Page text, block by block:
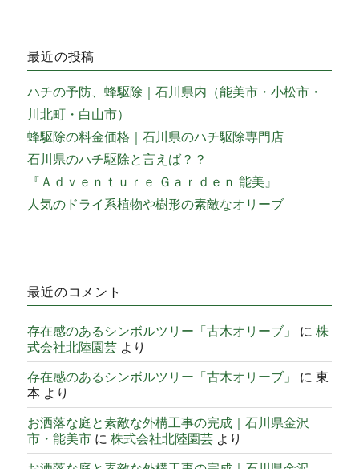
稿
最近の投稿
ハチの予防、蜂駆除｜石川県内（能美市・小松市・
川北町・白山市）
蜂駆除の料金価格｜石川県のハチ駆除専門店
石川県のハチ駆除と言えば？？
『Ａｄｖｅｎｔｕｒｅ Ｇａｒｄｅｎ 能美』
人気のドライ系植物や樹形の素敵なオリーブ
最近のコメント
存在感のあるシンボルツリー「古木オリーブ」 に株
式会社北陸園芸 より
存在感のあるシンボルツリー「古木オリーブ」
に東
本 より
お洒落な庭と素敵な外構工事の完成｜石川県金沢
市・能美市 に株式会社北陸園芸 より